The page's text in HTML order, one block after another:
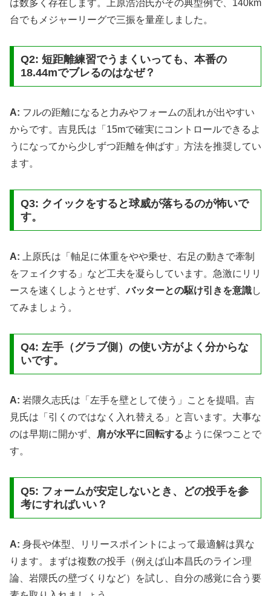
は数多く存在します。上原浩治氏がその典型例で、140km
台でもメジャーリーグで三振を量産しました。
Q2: 短距離練習でうまくいっても、本番の
18.44mでブレるのはなぜ？
A: フルの距離になると力みやフォームの乱れが出やすい
からです。吉見氏は「15mで確実にコントロールできるよ
うになってから少しずつ距離を伸ばす」方法を推奨してい
ます。
Q3: クイックをすると球威が落ちるのが怖いで
す。
A: 上原氏は「軸足に体重をやや乗せ、右足の動きで牽制
をフェイクする」など工夫を凝らしています。急激にリリ
ースを速くしようとせず、バッターとの駆け引きを意識し
てみましょう。
Q4: 左手（グラブ側）の使い方がよく分からな
いです。
A: 岩隈久志氏は「左手を壁として使う」ことを提唱。吉
見氏は「引くのではなく入れ替える」と言います。大事な
のは早期に開かず、
肩が水平に回転するように保つことで
す。
Q5: フォームが安定しないとき、どの投手を参
考にすればいい？
A: 身長や体型、リリースポイントによって最適解は異な
ります。まずは複数の投手（例えば山本昌氏のライン理
論、岩隈氏の壁づくりなど）を試し、自分の感覚に合う要